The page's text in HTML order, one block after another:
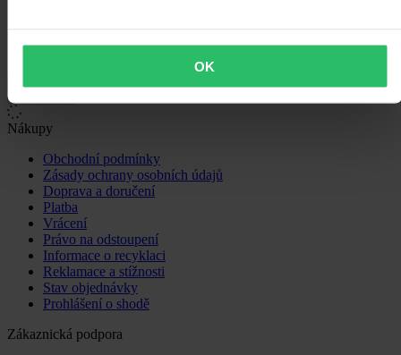
OK
Nákupy
Obchodní podmínky
Zásady ochrany osobních údajů
Doprava a doručení
Platba
Vrácení
Právo na odstoupení
Informace o recyklaci
Reklamace a stížnosti
Stav objednávky
Prohlášení o shodě
Zákaznická podpora